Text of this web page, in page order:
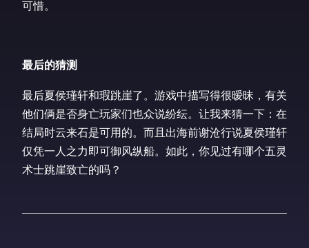
可惜。
最后的猜测
最后夏侯瑾轩和瑕跳崖了。游戏中描写得很暧昧，有关
他们俩是否身亡玩家们也众说纷纭。让我来猜一下：在
结局时云来石是可用的。而且出海前谢沧行说夏侯瑾轩
仅凭一人之力即可御风纵船。如此，你见过有哪个五灵
术士跳崖致亡的吗？